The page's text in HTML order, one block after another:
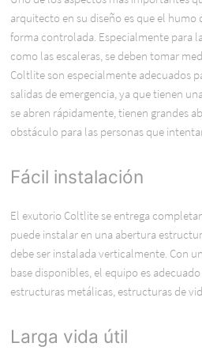
arquitecto en su diseño es que el humo
forma controlada. Especialmente para
como las escaleras, se deben tomar
Coltlite son especialmente adecuados
salidas de emergencia, ya que tienen
se abren rápidamente, tienen grandes
obstáculo para las personas que
Fácil instalación
El exutorio Coltlite se entrega
puede instalar en una abertura
debe ser instalada verticalmente. Con
base disponibles, el equipo es
estructuras metálicas, estructuras de
Larga vida útil